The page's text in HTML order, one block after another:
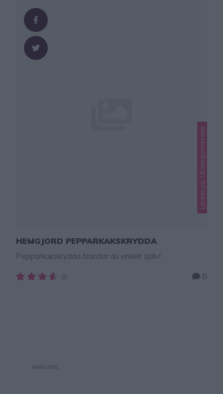
Lindas jul, Okategoriserade
HEMGJORD PEPPARKAKSKRYDDA
Pepparkakskrydda blandar du enkelt själv!
0